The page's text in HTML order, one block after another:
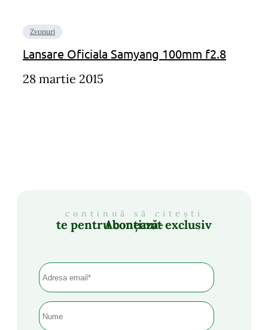
Zvonuri
Lansare Oficiala Samyang 100mm f2.8
28 martie 2015
continuă să citești
Abonează-te pentru conținut exclusiv